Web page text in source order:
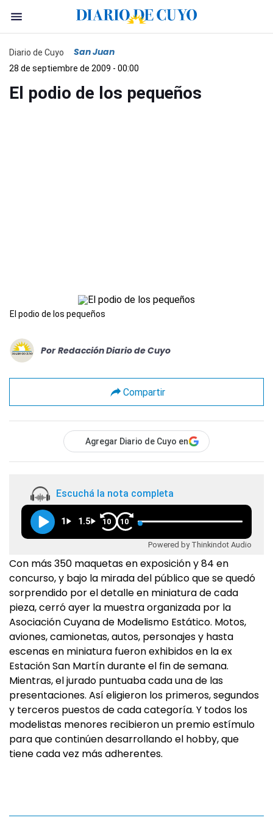
Diario de Cuyo San Juan
28 de septiembre de 2009 - 00:00
El podio de los pequeños
El podio de los pequeños
Por Redacción Diario de Cuyo
Compartir
Agregar Diario de Cuyo en
Escuchá la nota completa
1 1.5 10 10
Powered by Thinkindot Audio
Con más 350 maquetas en exposición y 84 en
concurso, y bajo la mirada del público que se quedó
sorprendido por el detalle en miniatura de cada
pieza, cerró ayer la muestra organizada por la
Asociación Cuyana de Modelismo Estático. Motos,
aviones, camionetas, autos, personajes y hasta
escenas en miniatura fueron exhibidos en la ex
Estación San Martín durante el fin de semana.
Mientras, el jurado puntuaba cada una de las
presentaciones. Así eligieron los primeros, segundos
y terceros puestos de cada categoría. Y todos los
modelistas menores recibieron un premio estímulo
para que continúen desarrollando el hobby, que
tiene cada vez más adherentes.